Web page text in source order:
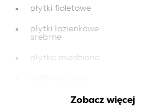
płytki fioletowe
płytki łazienkowe
srebrne
płytka miedziana
płytki łazienkoweZobacz więcej